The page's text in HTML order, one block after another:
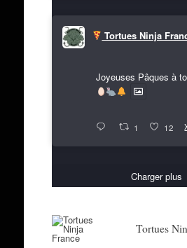
Tortues Ninja
Joyeuses Pâques à
1 12
Charger plus
Tortues